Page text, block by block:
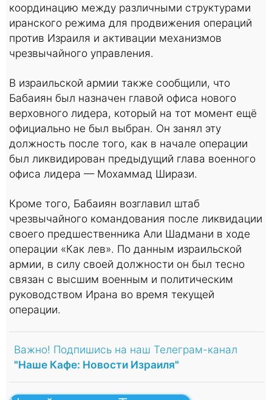
координацию между различными структурами
иранского режима для продвижения операций
против Израиля и активации механизмов
чрезвычайного управления.
В израильской армии также сообщили, что
Бабаиян был назначен главой офиса нового
верховного лидера, который на тот момент ещё
официально не был выбран. Он занял эту
должность после того, как в начале операции
был ликвидирован предыдущий глава военного
офиса лидера — Мохаммад Ширази.
Кроме того, Бабаиян возглавил штаб
чрезвычайного командования после ликвидации
своего предшественника Али Шадмани в ходе
операции «Как лев». По данным израильской
армии, в силу своей должности он был тесно
связан с высшим военным и политическим
руководством Ирана во время текущей
операции.
Важно! Подпишись на наш Телеграм-канал
"Наше Кафе: Новости Израиля"